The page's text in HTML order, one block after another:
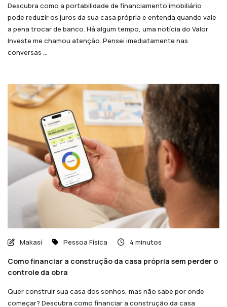
Descubra como a portabilidade de financiamento imobiliário
pode reduzir os juros da sua casa própria e entenda quando vale
a pena trocar de banco. Há algum tempo, uma notícia do Valor
Investe me chamou atenção. Pensei imediatamente nas
conversas ...
Makasí Pessoa Física 4 minutos
Como financiar a construção da casa própria sem perder o
controle da obra
Quer construir sua casa dos sonhos, mas não sabe por onde
começar? Descubra como financiar a construção da casa